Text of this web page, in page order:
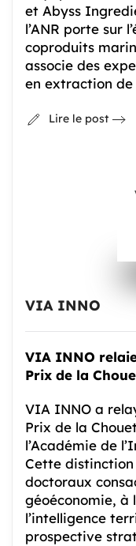
et Abyss
l’ANR porte sur
coproduits
associe des
en extraction de
Lire le post
VIA INNO
VIA INNO
Prix de la
VIA INNO a
Prix de la
l’Académie de
Cette
doctoraux
géoéconomie, à
l’intelligence
prospective